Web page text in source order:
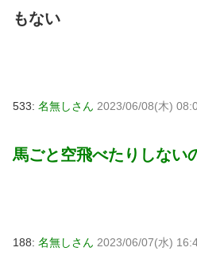
もない
533: 名無しさん 2023/06/08(木)
馬ごと空飛べたりしない
188: 名無しさん 2023/06/07(水)